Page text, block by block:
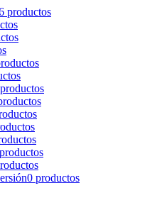
productos
0 productos